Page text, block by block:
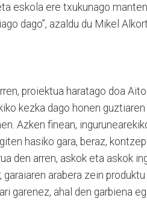
eskola ere txukunago
dago”, azaldu du Mikel
proiektua haratago doa
kezka dago honen
Azken finean,
hasiko gara, beraz,
den arren, askok eta askok
arabera zein
garenez, ahal den garbiena